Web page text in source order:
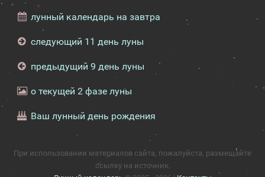
лунный календарь на завтра
следующий 11 день луны
предыдущий 9 день луны
о текущей 2 фазе луны
Ваш лунный день рождения
При использовании материалов сайта, пожалуйста, размещайте
ссылку на источник.